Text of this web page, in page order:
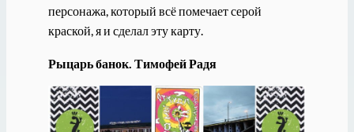
персонажа, который всё помечает серой
краской, я и сделал эту карту.
Рыцарь банок. Тимофей Радя